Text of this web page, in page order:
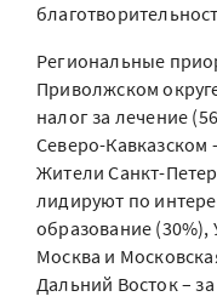
Региональные
Приволжском
налог за лечение
Северо-Кавказском
Жители Санкт-
лидируют по
образование (30%),
Москва и
Дальний Восток –